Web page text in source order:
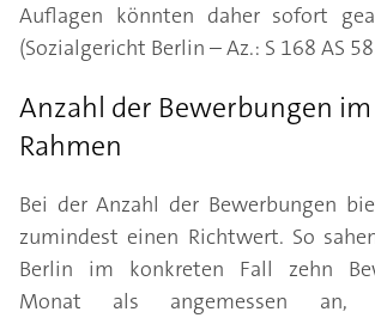
Auflagen könnten daher sofort
(Sozialgericht Berlin – Az.: S 168 AS
Anzahl der Bewerbungen
Rahmen
Bei der Anzahl der Bewerbungen
zumindest einen Richtwert. So
Berlin im konkreten Fall zehn
Monat als angemessen